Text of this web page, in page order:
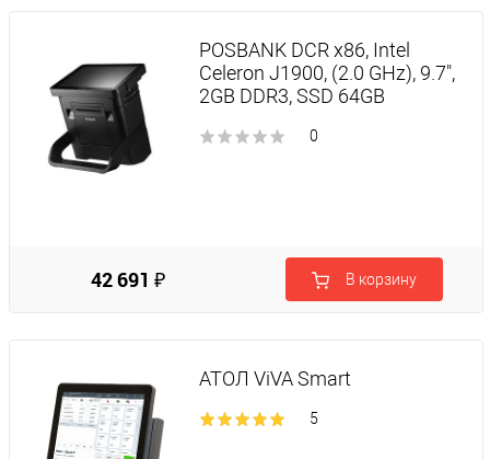
POSBANK DCR x86, Intel
Celeron J1900, (2.0 GHz), 9.7",
2GB DDR3, SSD 64GB
0
42 691 ₽ В корзину
АТОЛ ViVA Smart
5